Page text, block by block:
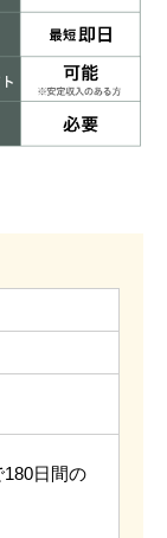
日間の